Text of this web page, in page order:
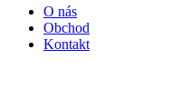
O nás
Obchod
Kontakt